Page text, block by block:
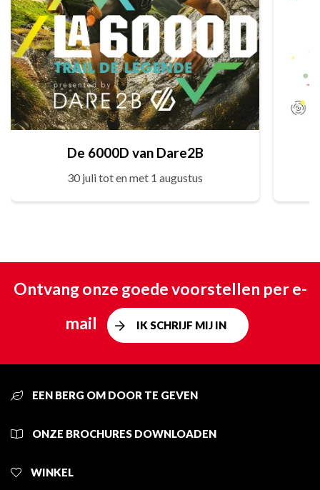
De 6000D van Dare2B
30 juli tot en met 1 augustus
Ontvang onze goede voorstellen per e-
mail
IK SCHRIJF MIJ IN
EEN BERG OM DOOR TE GEVEN
ONZE BROCHURES DOWNLOADEN
WINKEL